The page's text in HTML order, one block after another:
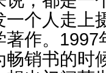
一个人走上
著作。1997
畅销书的时